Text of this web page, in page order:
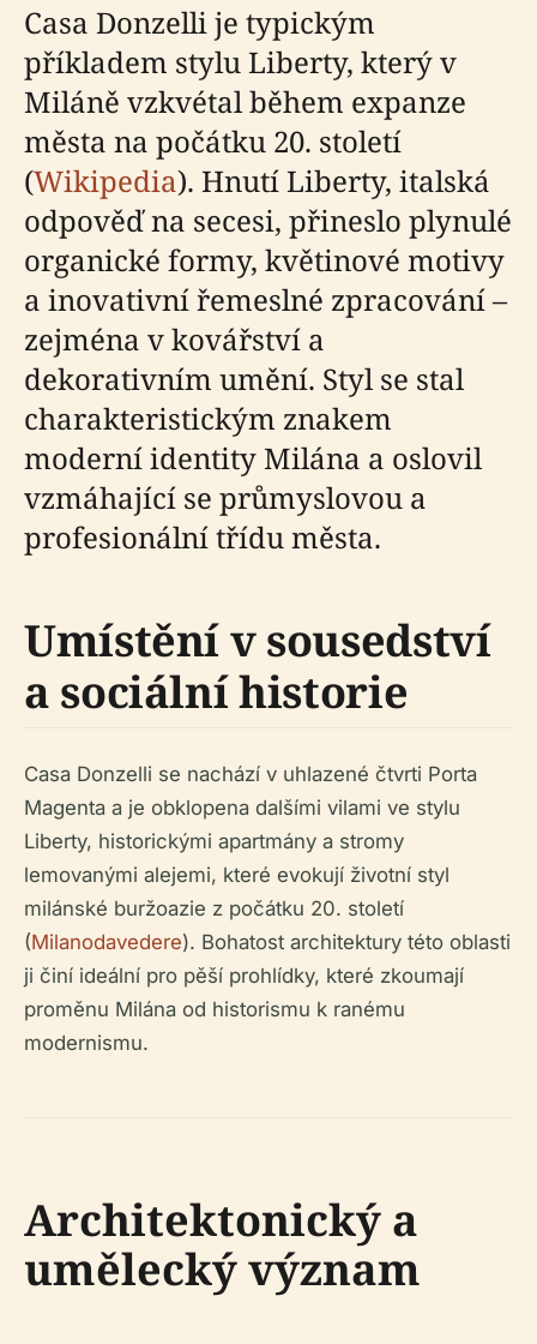
Casa Donzelli je typickým
příkladem stylu Liberty, který v
Miláně vzkvétal během expanze
města na počátku 20. století
(Wikipedia). Hnutí Liberty, italská
odpověď na secesi, přineslo plynulé
organické formy, květinové motivy
a inovativní řemeslné zpracování –
zejména v kovářství a
dekorativním umění. Styl se stal
charakteristickým znakem
moderní identity Milána a oslovil
vzmáhající se průmyslovou a
profesionální třídu města.
Umístění v sousedství
a sociální historie
Casa Donzelli se nachází v uhlazené čtvrti Porta
Magenta a je obklopena dalšími vilami ve stylu
Liberty, historickými apartmány a stromy
lemovanými alejemi, které evokují životní styl
milánské buržoazie z počátku 20. století
(Milanodavedere). Bohatost architektury této oblasti
ji činí ideální pro pěší prohlídky, které zkoumají
proměnu Milána od historismu k ranému
modernismu.
Architektonický a
umělecký význam